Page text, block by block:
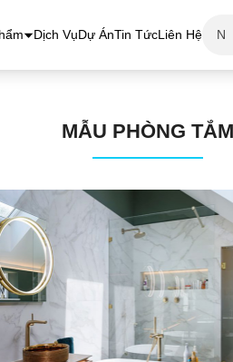
Dịch VụDự ÁnTin TứcLiên Hệ
MẪU PHÒNG TẮM
Mẫu Nhà Tắm 1
XEM CHI TIẾT